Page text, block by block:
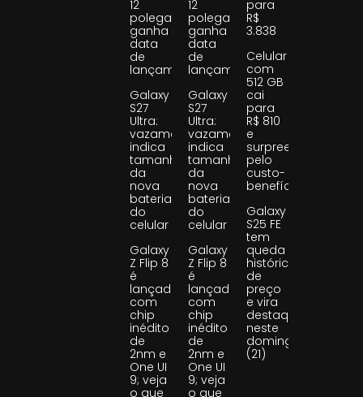
12
polegadas
ganha
data
de
lançamento
Galaxy
S27
Ultra:
vazamento
indica
tamanho
da
nova
bateria
do
celular
Galaxy
Z Flip 8
é
lançado
com
chip
inédito
de
2nm e
One UI
9; veja
o que
12
polegadas
ganha
data
de
lançamento
Galaxy
S27
Ultra:
vazamento
indica
tamanho
da
nova
bateria
do
celular
Galaxy
Z Flip 8
é
lançado
com
chip
inédito
de
2nm e
One UI
9; veja
o que
para
R$
3.838
Celular
com
512 GB
cai
para
R$ 810
e
surpreende
pelo
custo-
benefício
Galaxy
S25 FE
tem
queda
histórica
de
preço
e vira
destaque
neste
domingo
(21)